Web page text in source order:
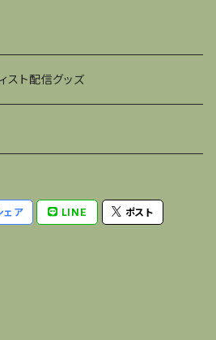
スト配信グッズ
ェア LINE ポスト